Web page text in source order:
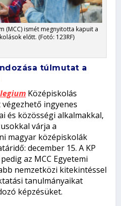
(MCC) ismét megnyitotta kapuit a
előtt. (Fotó: 123RF)
túlmutat a
Középiskolás
ingyenes
és közösségi alkalmakkal,
várja a
magyar középiskolák
december 15. A KP
az MCC Egyetemi
nemzetközi kitekintéssel
tanulmányaikat
képzésüket.